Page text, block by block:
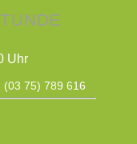
Uhr
(03 75) 789 616